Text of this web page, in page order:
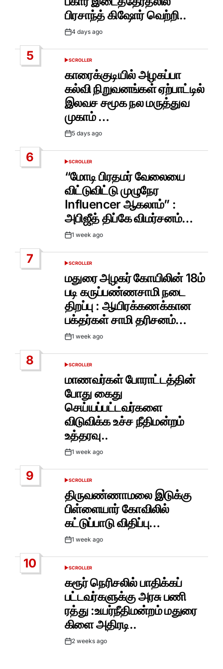
பிரசாந்த் கிஷோர் வெற்றி..
Post4 days ago
5
POSTED
SCROLLER
காரைக்குடியில் அழகப்பா
கல்வி நிறுவனங்கள் ஏற்பாட்டில்
இலவச சமூக நல மருத்துவ
முகாம் …
Post5 days ago
6
POSTED
IN
SCROLLER
“மோடி பிரதமர் வேலையை
விட்டுவிட்டு முழுநேர
Influencer ஆகலாம்” :
அபிஜீத் திப்கே விமர்சனம்…
Post1 week ago
7
POSTED
SCROLLER
மதுரை அழகர் கோயிலின் 18ம்
படி கருப்பண்ணசாமி நடை
திறப்பு : ஆயிரக்கணக்கான
பக்தர்கள் சாமி தரிசனம்…
Post1 week ago
8
POSTED
SCROLLER
மாணவர்கள் போராட்டத்தின்
போது கைது
செய்யப்பட்டவர்களை
விடுவிக்க உச்ச நீதிமன்றம்
உத்தரவு..
Post1 week ago
9
POSTED
SCROLLER
திருவண்ணாமலை இடுக்கு
பிள்ளையார் கோவிலில்
கட்டுப்பாடு விதிப்பு…
Post1 week ago
10
POSTED
SCROLLER
கரூர் நெரிசலில் பாதிக்கப்
பட்டவர்களுக்கு அரசு பணி
ரத்து :உயர்நீதிமன்றம் மதுரை
கிளை அதிரடி..
Post2 weeks ago